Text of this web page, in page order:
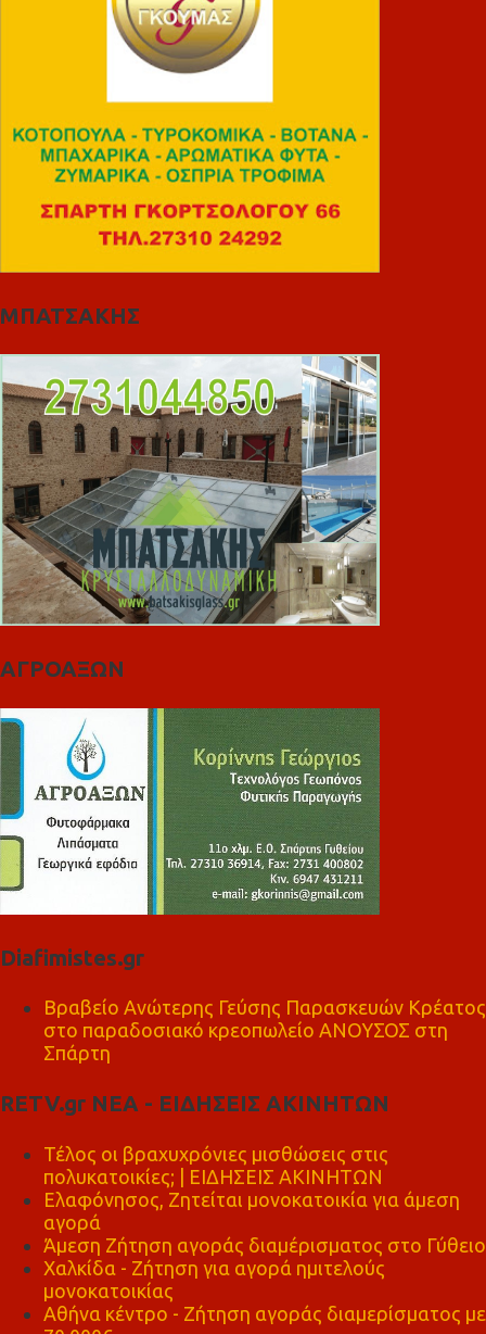
ΜΠΑΤΣΑΚΗΣ
ΑΓΡΟΑΞΩΝ
Diafimistes.gr
Βραβείο Ανώτερης Γεύσης Παρασκευών Κρέατος
στο παραδοσιακό κρεοπωλείο ΑΝΟΥΣΟΣ στη
Σπάρτη
RETV.gr ΝΕΑ - ΕΙΔΗΣΕΙΣ ΑΚΙΝΗΤΩΝ
Τέλος οι βραχυχρόνιες μισθώσεις στις
πολυκατοικίες; | ΕΙΔΗΣΕΙΣ ΑΚΙΝΗΤΩΝ
Ελαφόνησος, Ζητείται μονοκατοικία για άμεση
αγορά
Άμεση Ζήτηση αγοράς διαμέρισματος στο Γύθειο
Χαλκίδα - Ζήτηση για αγορά ημιτελούς
μονοκατοικίας
Αθήνα κέντρο - Ζήτηση αγοράς διαμερίσματος με